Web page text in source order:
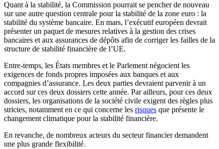
Quant à la stabilité, la Commission pourrait se pencher de nouveau
sur une autre question centrale pour la stabilité de la zone euro : la
stabilité du système bancaire. En mars, l’exécutif européen devrait
présenter un paquet de mesures relatives à la gestion des crises
bancaires et aux assurances de dépôts afin de corriger les failles de la
structure de stabilité financière de l’UE.
Entre-temps, les États membres et le Parlement négocient les
exigences de fonds propres imposées aux banques et aux
compagnies d’assurance. Les deux parties devraient parvenir à un
accord sur ces deux dossiers cette année. Par ailleurs, pour ces deux
dossiers, les organisations de la société civile exigent des règles plus
strictes, notamment en ce qui concerne les risques que présente le
changement climatique pour la stabilité financière.
En revanche, de nombreux acteurs du secteur financier demandent
une plus grande flexibilité.